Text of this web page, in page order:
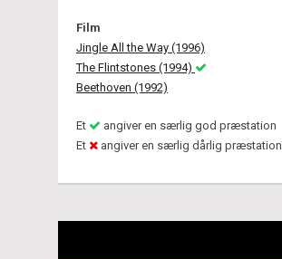
Film
Jingle All the Way (1996)
The Flintstones (1994)
Beethoven (1992)
Et
angiver en særlig god præstation
Et
angiver en særlig dårlig præstation